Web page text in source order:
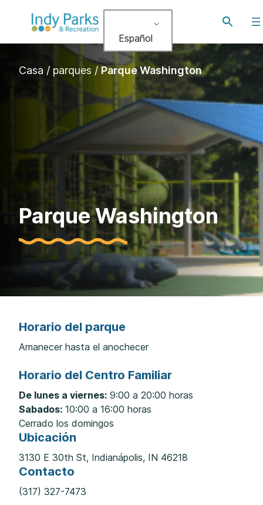
Español
Alternar
Casa / parques / Parque Washington
Parque Washington
Horario del parque
Amanecer hasta el anochecer
Horario del Centro Familiar
De lunes a viernes: 9:00 a 20:00 horas
Sabados: 10:00 a 16:00 horas
Cerrado los domingos
Ubicación
3130 E 30th St, Indianápolis, IN 46218
Contacto
(317) 327-7473